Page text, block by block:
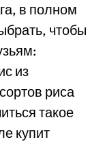
в полном
чтобы
из
риса
такое
купит